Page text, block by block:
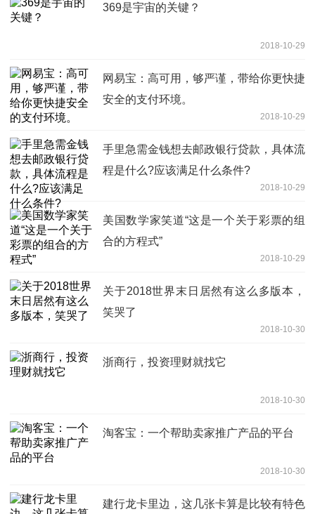
369是宇宙的关键？
2018-10-29
网易宝：高可用，够严谨，带给你更快捷
安全的支付环境。
2018-10-29
手里急需金钱想去邮政银行贷款，具体流
程是什么?应该满足什么条件?
2018-10-29
美国数学家笑道“这是一个关于彩票的组
合的方程式”
2018-10-29
关于2018世界末日居然有这么多版本，
笑哭了
2018-10-30
浙商行，投资理财就找它
2018-10-30
淘客宝：一个帮助卖家推广产品的平台
2018-10-30
建行龙卡里边，这几张卡算是比较有特色